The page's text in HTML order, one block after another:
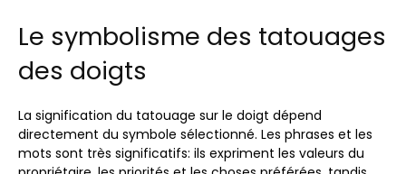
Le symbolisme des tatouages
​​des doigts
La signification du tatouage sur le doigt dépend
directement du symbole sélectionné. Les phrases et les
mots sont très significatifs: ils expriment les valeurs du